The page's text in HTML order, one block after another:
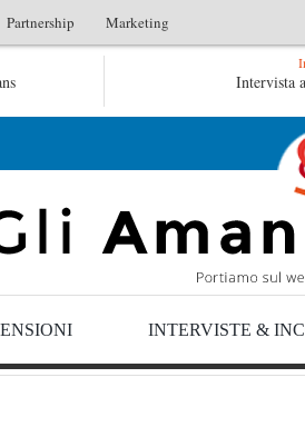
Partnership Marketing
& Lucentini Le anime
– Jan Gaggetta
Intervista
INTERVISTE &